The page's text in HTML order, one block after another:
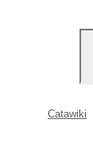
Catawiki